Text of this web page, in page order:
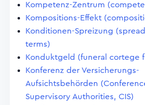
Kompetenz-Zentrum
Kompositions-Effekt
Konditionen-Spreizung
terms)
Konduktgeld (funeral cortege
Konferenz der Versicherungs-
Aufsichtsbehörden
Supervisory Authorities, CIS)